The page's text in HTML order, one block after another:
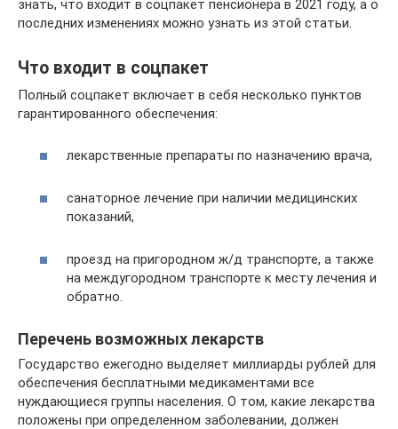
знать, что входит в соцпакет пенсионера в 2021 году, а о
последних изменениях можно узнать из этой статьи.
Что входит в соцпакет
Полный соцпакет включает в себя несколько пунктов
гарантированного обеспечения:
лекарственные препараты по назначению врача,
санаторное лечение при наличии медицинских
показаний,
проезд на пригородном ж/д транспорте, а также
на междугородном транспорте к месту лечения и
обратно.
Перечень возможных лекарств
Государство ежегодно выделяет миллиарды рублей для
обеспечения бесплатными медикаментами все
нуждающиеся группы населения. О том, какие лекарства
положены при определенном заболевании, должен